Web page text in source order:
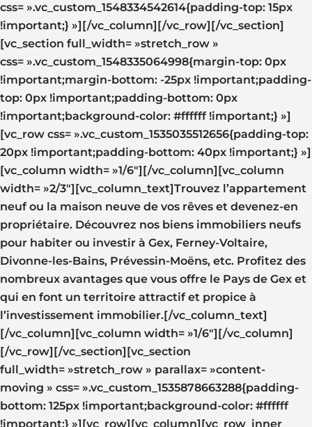
css= ».vc_custom_1548334542614{padding-top: 15px
!important;} »][/vc_column][/vc_row][/vc_section]
[vc_section full_width= »stretch_row »
css= ».vc_custom_1548335064998{margin-top: 0px
!important;margin-bottom: -25px !important;padding-
top: 0px !important;padding-bottom: 0px
!important;background-color: #ffffff !important;} »]
[vc_row css= ».vc_custom_1535035512656{padding-top:
20px !important;padding-bottom: 40px !important;} »]
[vc_column width= »1/6″][/vc_column][vc_column
width= »2/3″][vc_column_text]Trouvez l’appartement
neuf ou la maison neuve de vos rêves et devenez-en
propriétaire. Découvrez nos biens immobiliers neufs
pour habiter ou investir à Gex, Ferney-Voltaire,
Divonne-les-Bains, Prévessin-Moëns, etc. Profitez des
nombreux avantages que vous offre le Pays de Gex et
qui en font un territoire attractif et propice à
l’investissement immobilier.[/vc_column_text]
[/vc_column][vc_column width= »1/6″][/vc_column]
[/vc_row][/vc_section][vc_section
full_width= »stretch_row » parallax= »content-
moving » css= ».vc_custom_1535878663288{padding-
bottom: 125px !important;background-color: #ffffff
!important;} »][vc_row][vc_column][vc_row_inner